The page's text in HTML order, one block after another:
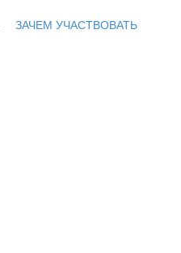
ЗАЧЕМ УЧАСТВОВАТЬ